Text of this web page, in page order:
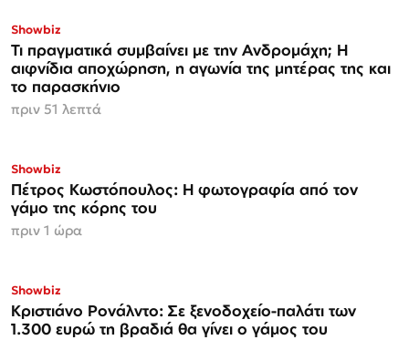
Showbiz
Τι πραγματικά συμβαίνει με την Ανδρομάχη; Η
αιφνίδια αποχώρηση, η αγωνία της μητέρας της και
το παρασκήνιο
πριν 51 λεπτά
Showbiz
Πέτρος Κωστόπουλος: Η φωτογραφία από τον
γάμο της κόρης του
πριν 1 ώρα
Showbiz
Κριστιάνο Ρονάλντο: Σε ξενοδοχείο-παλάτι των
1.300 ευρώ τη βραδιά θα γίνει ο γάμος του